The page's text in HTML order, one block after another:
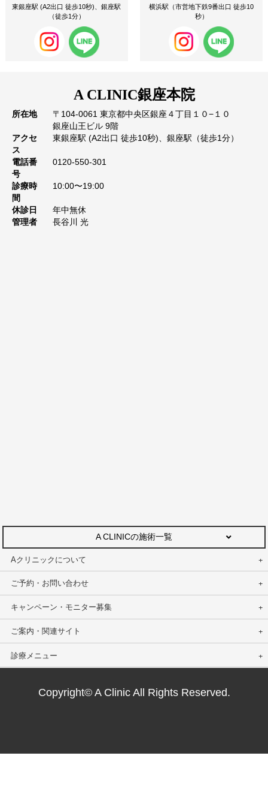
東銀座駅 (A2出口 徒歩10秒)、銀座駅
（徒歩1分）
横浜駅（市営地下鉄9番出口 徒歩10
秒）
A CLINIC銀座本院
所在地
〒104-0061 東京都中央区銀座４丁目１０−１０
銀座山王ビル 9階
アクセ
ス
東銀座駅 (A2出口 徒歩10秒)、銀座駅（徒歩1分）
電話番
号
0120-550-301
診療時
間
10:00〜19:00
休診日
年中無休
管理者
長谷川 光
A CLINICの施術一覧
Aクリニックについて
ご予約・お問い合わせ
キャンペーン・モニター募集
ご案内・関連サイト
診療メニュー
Copyright© A Clinic All Rights Reserved.